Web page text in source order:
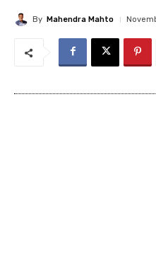
By Mahendra Mahto